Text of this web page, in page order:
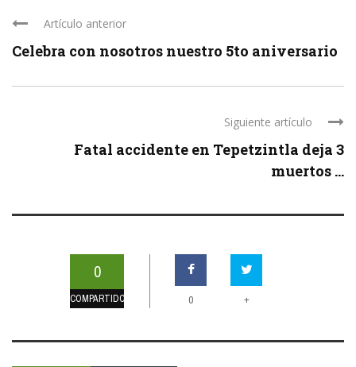
Artículo anterior
Celebra con nosotros nuestro 5to aniversario
Siguiente artículo
Fatal accidente en Tepetzintla deja 3
muertos ...
0
COMPARTIDOS 0 +